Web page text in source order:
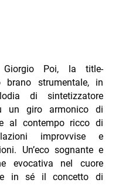
Giorgio Poi, la title-
brano strumentale, in
di sintetizzatore
un giro armonico di
al contempo ricco di
improvvise e
Un’eco sognante e
evocativa nel cuore
in sé il concetto di